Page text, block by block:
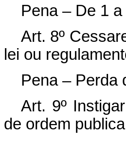
Pena – De 1
Art. 8º
lei ou
Pena – Perda
Art. 9º
de ordem